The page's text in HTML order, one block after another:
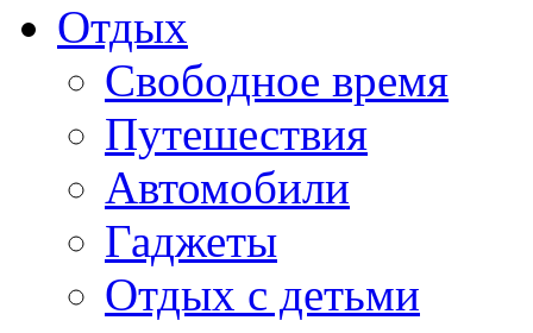
Отдых
Свободное время
Путешествия
Автомобили
Гаджеты
Отдых с детьми